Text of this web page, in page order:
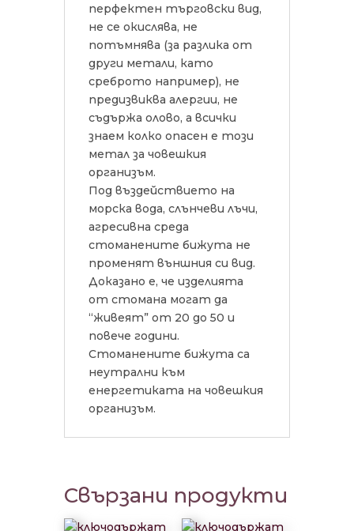
перфектен търговски вид,
не се окислява, не
потъмнява (за разлика от
други метали, като
среброто например), не
предизвиква алергии, не
съдържа олово, а всички
знаем колко опасен е този
метал за човешкия
организъм.
Под въздействието на
морска вода, слънчеви лъчи,
агресивна среда
стоманените бижута не
променят външния си вид.
Доказано е, че изделията
от стомана могат да
“живеят” от 20 до 50 и
повече години.
Стоманените бижута са
неутрални към
енергетиката на човешкия
организъм.
Свързани продукти